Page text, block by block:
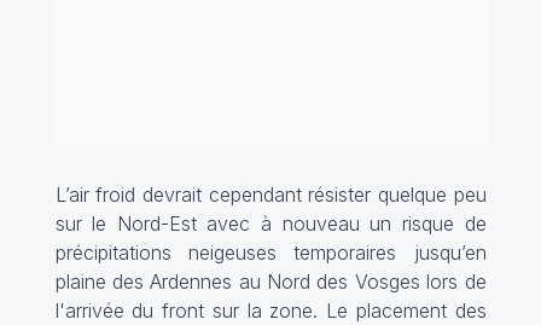
L’air froid devrait cependant résister quelque peu
sur le Nord-Est avec à nouveau un risque de
précipitations neigeuses temporaires jusqu’en
plaine des Ardennes au Nord des Vosges lors de
l'arrivée du front sur la zone. Le placement des